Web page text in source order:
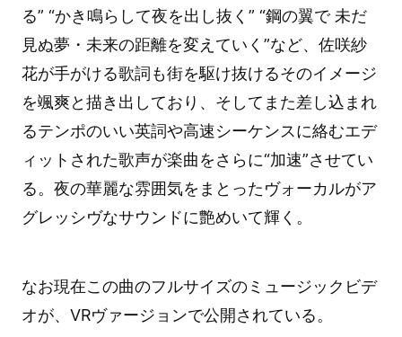
る” “かき鳴らして夜を出し抜く” “鋼の翼で 未だ
見ぬ夢・未来の距離を変えていく”など、佐咲紗
花が手がける歌詞も街を駆け抜けるそのイメージ
を颯爽と描き出しており、そしてまた差し込まれ
るテンポのいい英詞や高速シーケンスに絡むエデ
ィットされた歌声が楽曲をさらに“加速”させてい
る。夜の華麗な雰囲気をまとったヴォーカルがア
グレッシヴなサウンドに艶めいて輝く。
なお現在この曲のフルサイズのミュージックビデ
オが、VRヴァージョンで公開されている。